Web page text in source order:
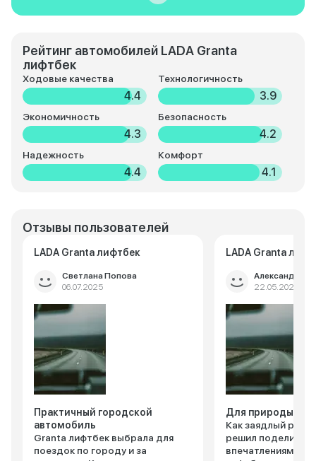
Рейтинг автомобилей LADA Granta
лифтбек
Ходовые качества
4.4
Технологичность
3.9
Экономичность
4.3
Безопасность
4.2
Надежность
4.4
Комфорт
4.1
Отзывы пользователей
LADA Granta лифтбек
Светлана Попова
06.07.2025
Практичный городской
автомобиль
Granta лифтбек выбрала для
поездок по городу и за
LADA Granta
Александр
22.05.2025
Для природы
Как заядлый
решил поделиться
впечатлениями о